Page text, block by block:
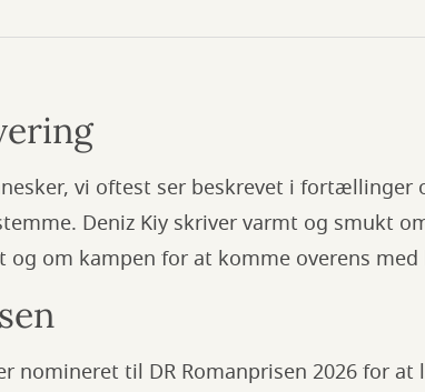
vi oftest ser beskrevet i fortællinger
Deniz Kiy skriver varmt og smukt
og om kampen for at komme overens med
nomineret til DR Romanprisen 2026 for at